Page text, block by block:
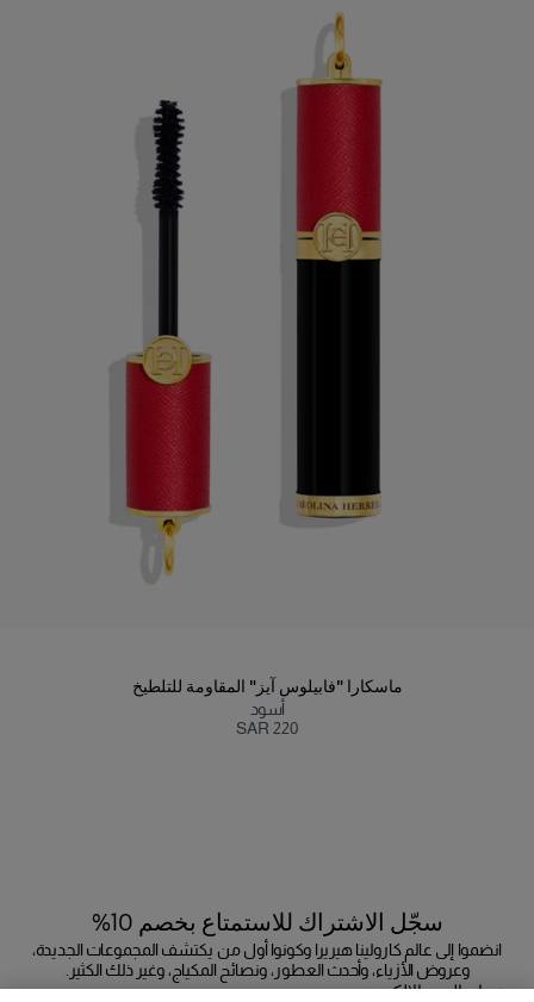
ماسكارا "فابيلوس آيز" المقاومة للتلطيخ
أسود
SAR 220
سجّل الاشتراك للاستمتاع بخصم 10%
انضموا إلى عالم كارولينا هيريرا وكونوا أول من يكتشف المجموعات الجديدة،
وعروض الأزياء، وأحدث العطور، ونصائح المكياج، وغير ذلك الكثير.
عنوان البريد الإلكتروني